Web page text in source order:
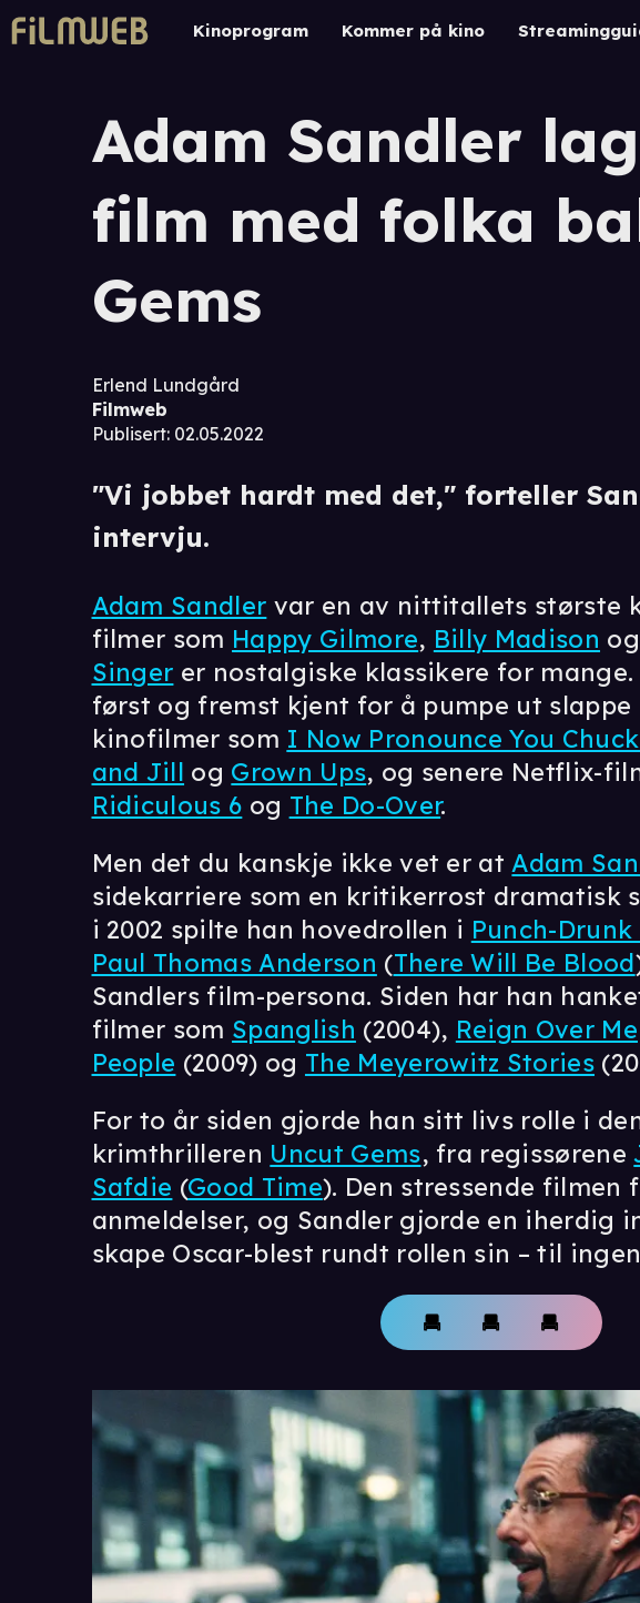
Kinoprogram Kommer på kino
Adam Sandler
film med folka
Gems
Erlend Lundgård
Filmweb
Publisert: 02.05.2022
"Vi jobbet hardt med det," forteller
intervju.
Adam Sandler var en av nittitallets største
filmer som Happy Gilmore, Billy Madison og
Singer er nostalgiske klassikere for
først og fremst kjent for å pumpe ut
kinofilmer som I Now Pronounce You
and Jill og Grown Ups, og senere Netflix-
Ridiculous 6 og The Do-Over.
Men det du kanskje ikke vet er atAdam
sidekarriere som en kritikerrost dramatisk
i 2002 spilte han hovedrollen i Punch-Drunk
Paul Thomas Anderson (There Will Be Blood
Sandlers film-persona. Siden har han
filmer som Spanglish (2004), Reign Over Me
People (2009) og The Meyerowitz Stories
For to år siden gjorde han sitt livs rolle i
krimthrilleren Uncut Gems, fra regissørene
Safdie (Good Time). Den stressende filmen
anmeldelser, og Sandler gjorde en iherdig
skape Oscar-blest rundt rollen sin – til